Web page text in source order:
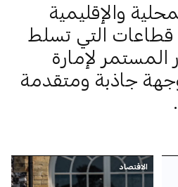
والإقليمية
قطاعات التي تسلط
المستمر لإمارة
جاذبة ومتقدمة
الاقتصاد